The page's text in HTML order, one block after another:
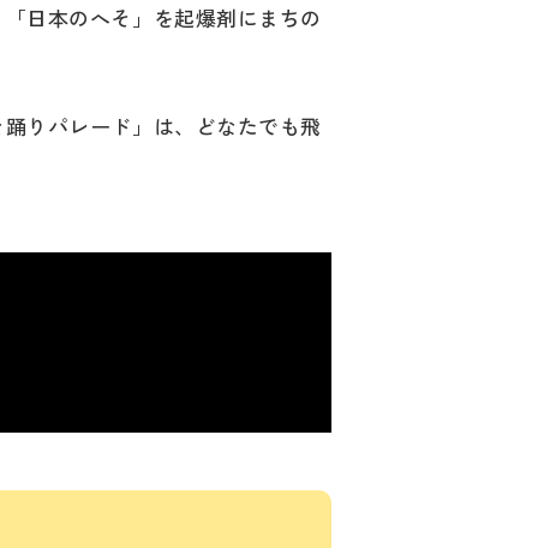
日本のへそ」を起爆剤にまちの
りパレード」は、どなたでも飛